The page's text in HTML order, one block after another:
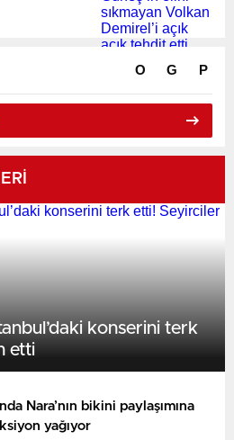
O G P
konserini terk
etti
Nara’nın bikini paylaşımına
yağıyor